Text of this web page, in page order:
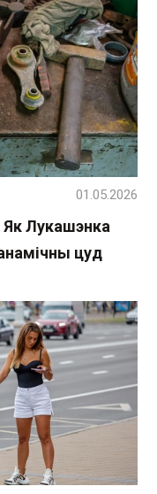
Як Лукашэнка
цуд
01.05.2026